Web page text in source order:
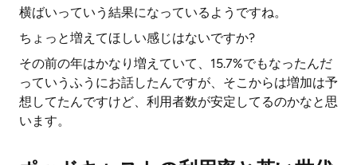
横ばいっていう結果になっているようですね。
ちょっと増えてほしい感じはないですか?
その前の年はかなり増えていて、15.7%でもなったんだ
っていうふうにお話したんですが、そこからは増加は予
想してたんですけど、利用者数が安定してるのかなと思
います。